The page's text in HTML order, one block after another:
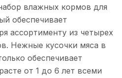
влажных кормов для
обеспечивает
ассортименту из четырех
Нежные кусочки мяса в
обеспечивает
от 1 до 6 лет всеми